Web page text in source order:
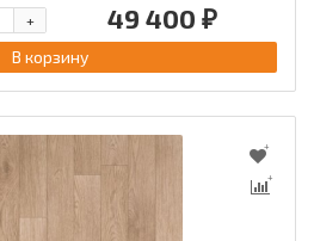
49 400 ₽
+
В корзину